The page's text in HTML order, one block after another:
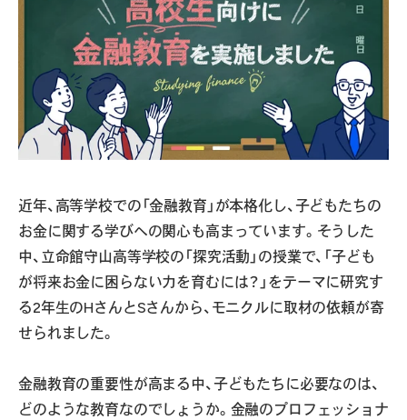
近年、高等学校での「金融教育」が本格化し、子どもたちの
お金に関する学びへの関心も高まっています。そうした
中、立命館守山高等学校の「探究活動」の授業で、「子ども
が将来お金に困らない力を育むには？」をテーマに研究す
る2年生のHさんとSさんから、モニクルに取材の依頼が寄
せられました。
金融教育の重要性が高まる中、子どもたちに必要なのは、
どのような教育なのでしょうか。金融のプロフェッショナ